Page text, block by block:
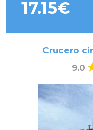
17.15€
Crucero
9.0